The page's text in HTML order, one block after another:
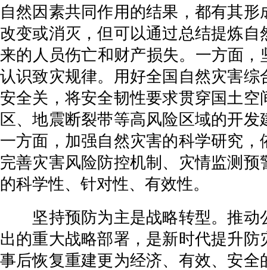
自然因素共同作用的结果，都有其
改变或消灭，但可以通过总结提炼
来的人员伤亡和财产损失。一方面
认识致灾规律。用好全国自然灾害
安全关，将安全韧性要求贯穿国土
区、地震断裂带等高风险区域的开
一方面，加强自然灾害的科学研究
完善灾害风险防控机制、灾情监测
的科学性、针对性、有效性。
坚持预防为主是战略转型。推动
出的重大战略部署，是新时代提升
事后恢复重建更为经济、有效、安